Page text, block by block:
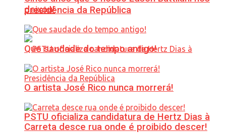
presidência da República
PSTU oficializa candidatura de Hertz Dias à
deixou!
Que saudade do tempo antigo!
O artista José Rico nunca morrerá!
Carreta desce rua onde é proibido descer!